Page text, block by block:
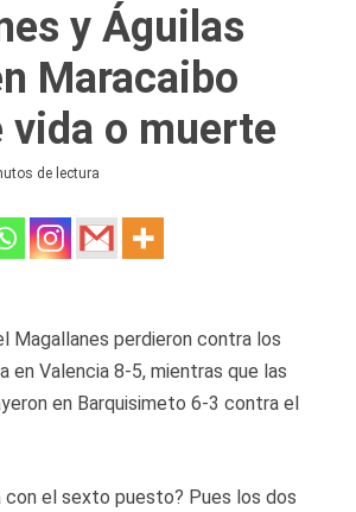
y Águilas
Maracaibo
vida o muerte
de lectura
Magallanes perdieron contra los
en Valencia 8-5, mientras que las
en Barquisimeto 6-3 contra el
con el sexto puesto? Pues los dos